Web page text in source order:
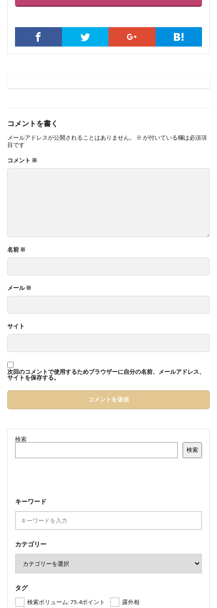
コメントを書く
メールアドレスが公開されることはありません。 ※ が付いている欄は必須項
目です
コメント ※
名前 ※
メール※
サイト
次回のコメントで使用するためブラウザーに自分の名前、メールアドレス、
サイトを保存する。
検索
検索
キーワード
カテゴリー
タグ
検索ボリューム: 75.4ポイント 露外相